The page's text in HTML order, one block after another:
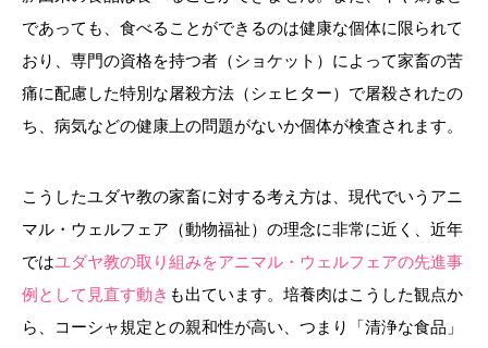
であっても、食べることができるのは健康な個体に限られて
おり、専門の資格を持つ者（ショケット）によって家畜の苦
痛に配慮した特別な屠殺方法（シェヒター）で屠殺されたの
ち、病気などの健康上の問題がないか個体が検査されます。
こうしたユダヤ教の家畜に対する考え方は、現代でいうアニ
マル・ウェルフェア（動物福祉）の理念に非常に近く、近年
ではユダヤ教の取り組みをアニマル・ウェルフェアの先進事
例として見直す動き も出ています。培養肉はこうした観点か
ら、コーシャ規定との親和性が高い、つまり「清浄な食品」